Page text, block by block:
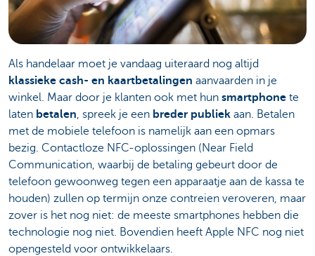
Als handelaar moet je vandaag uiteraard nog altijd
klassieke cash- en kaartbetalingen aanvaarden in je
winkel. Maar door je klanten ook met hun smartphone te
laten betalen, spreek je een breder publiek aan. Betalen
met de mobiele telefoon is namelijk aan een opmars
bezig. Contactloze NFC-oplossingen (Near Field
Communication, waarbij de betaling gebeurt door de
telefoon gewoonweg tegen een apparaatje aan de kassa te
houden) zullen op termijn onze contreien veroveren, maar
zover is het nog niet: de meeste smartphones hebben die
technologie nog niet. Bovendien heeft Apple NFC nog niet
opengesteld voor ontwikkelaars.